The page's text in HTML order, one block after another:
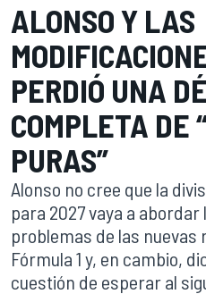
ALONSO Y LAS
PERDIÓ UNA
COMPLETA DE
PURAS”
Alonso no cree que la
para 2027 vaya a
problemas de las nuevas
Fórmula 1 y, en cambio,
cuestión de esperar al